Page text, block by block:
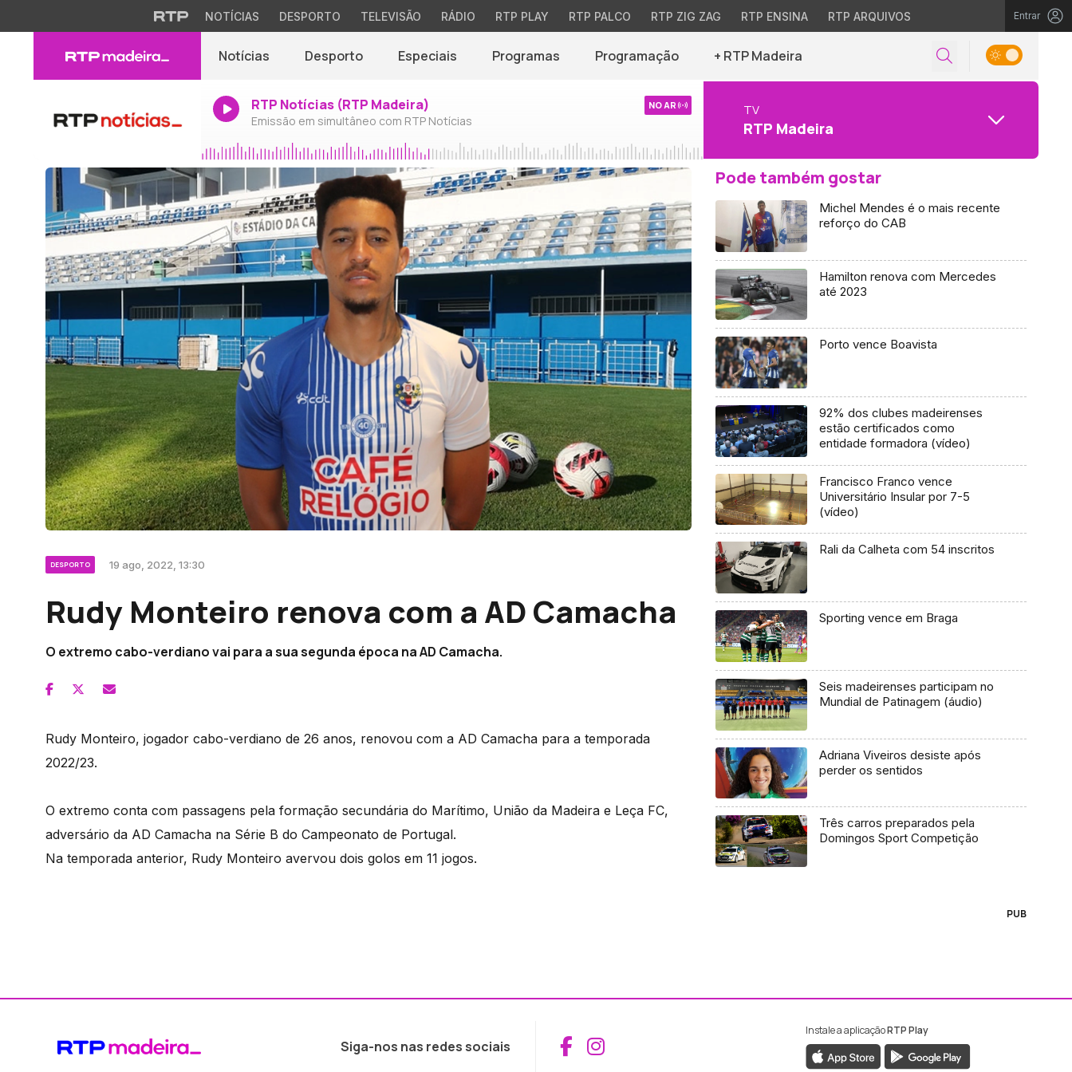
NOTÍCIAS DESPORTO TELEVISÃO RÁDIO RTP PLAY RTP PALCO RTP ZIG ZAG RTP ENSINA RTP ARQUIVOS Entrar
Notícias Desporto Especiais Programas Programação + RTP Madeira
RTP Notícias (RTP Madeira)
Emissão em simultâneo com RTP Notícias
NO AR TV
RTP Madeira
DESPORTO 19 ago, 2022, 13:30
Rudy Monteiro renova com a AD Camacha
O extremo cabo-verdiano vai para a sua segunda época na AD Camacha.
Rudy Monteiro, jogador cabo-verdiano de 26 anos, renovou com a AD Camacha para a temporada
2022/23.
O extremo conta com passagens pela formação secundária do Marítimo, União da Madeira e Leça FC,
adversário da AD Camacha na Série B do Campeonato de Portugal.
Na temporada anterior, Rudy Monteiro avervou dois golos em 11 jogos.
Pode também gostar
Michel Mendes é o mais recente
reforço do CAB
Hamilton renova com Mercedes
até 2023
Porto vence Boavista
92% dos clubes madeirenses
estão certificados como
entidade formadora (vídeo)
Francisco Franco vence
Universitário Insular por 7-5
(vídeo)
Rali da Calheta com 54 inscritos
Sporting vence em Braga
Seis madeirenses participam no
Mundial de Patinagem (áudio)
Adriana Viveiros desiste após
perder os sentidos
Três carros preparados pela
Domingos Sport Competição
PUB
Siga-nos nas redes sociais Aceder ao Facebook da RTP Madeira
Aceder ao Instagram da RTP Madeira
Instale a aplicaçãoRTP Play